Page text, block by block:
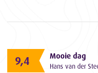
9,4 Mooie dag
Hans van der